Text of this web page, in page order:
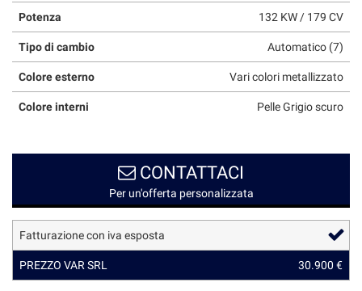
Potenza 132 KW / 179 CV
Tipo di cambio Automatico (7)
Colore esterno Vari colori metallizzato
Colore interni Pelle Grigio scuro
CONTATTACI
Per un'offerta personalizzata
Fatturazione con iva esposta
PREZZO VAR SRL 30.900 €
descritte.
Per
ottenere
maggiori
informazioni
sull'utilità
funzionamento
strumenti
di
tracciamento
si
rimanda
alla